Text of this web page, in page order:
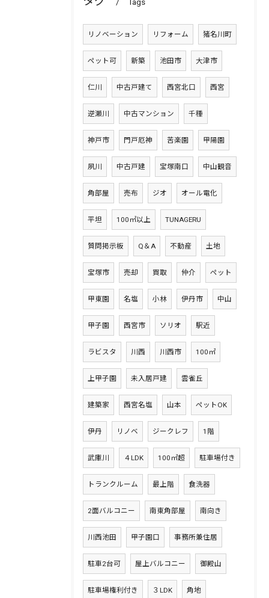
Tags
リノベーション リフォーム 猪名川町
ペット可 新築 池田市 大津市
仁川 中古戸建て 西宮北口 西宮
逆瀬川 中古マンション 千種
神戸市 門戸厄神 苦楽園 甲陽園
夙川 中古戸建 宝塚南口 中山観音
角部屋 売布 ジオ オール電化
平坦 100㎡以上 TUNAGERU
質問掲示板 Q＆A 不動産 土地
宝塚市 売却 買取 仲介 ペット
甲東園 名塩 小林 伊丹市 中山
甲子園 西宮市 ソリオ 駅近
ラビスタ 川西 川西市 100㎡
上甲子園 未入居戸建 雲雀丘
建築家 西宮名塩 山本 ペットOK
伊丹 リノベ ジークレフ 1階
武庫川 ４LDK 100㎡超 駐車場付き
トランクルーム 最上階 食洗器
2面バルコニー 南東角部屋 南向き
川西池田 甲子園口 事務所兼住居
駐車2台可 屋上バルコニー 御殿山
駐車場権利付き ３LDK 角地